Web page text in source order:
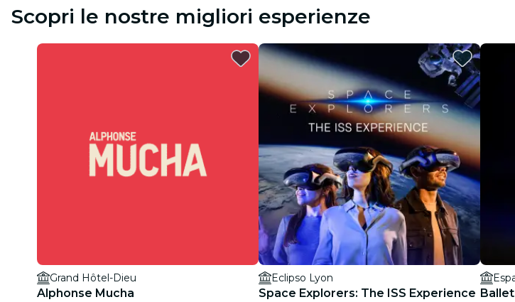
Scopri le nostre migliori esperienze
Grand Hôtel-Dieu
Alphonse Mucha
Eclipso Lyon
Space Explorers: The ISS Experience